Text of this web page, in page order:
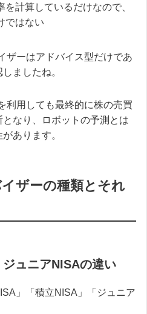
計算しているだけなので、
ではない
ザーはアドバイス型だけであ
ましたね。
利用しても最終的に株の売買
なり、ロボットの予測とは
あります。
ザーの種類とそれ
ュニアNISAの違い
」「積立NISA」「ジュニア